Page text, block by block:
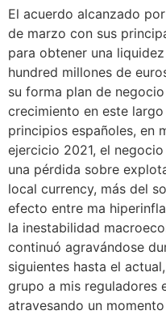
El acuerdo alcanzado
de marzo con sus
para obtener una
hundred millones de
su forma plan de
crecimiento en este
principios españoles, en
ejercicio 2021, el
una pérdida sobre
local currency, más del
efecto entre ma
la inestabilidad
continuó agravándose
siguientes hasta el
grupo a mis reguladores
atravesando un